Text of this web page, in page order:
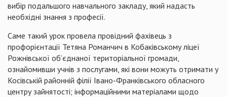
вибір подальшого навчального закладу, який надасть
необхідні знання з професії.
Саме такий урок провела провідний фахівець з
профорієнтації Тетяна Романчич в Кобаківському ліцеї
Рожнівської об’єднаної територіальної громади,
ознайомивши учнів з послугами, які вони можуть отримати у
Косівській районній філії Івано-Франківського обласного
центру зайнятості; інформаційними матеріалами щодо